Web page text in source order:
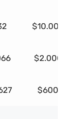
$10.000
$2.000
$600